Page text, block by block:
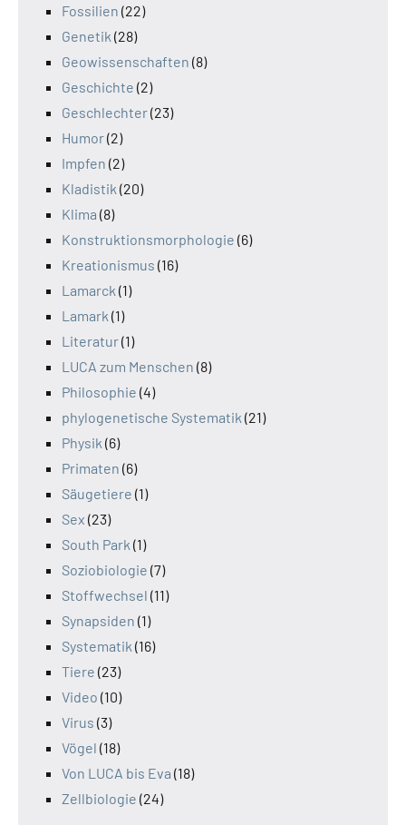
Fossilien (22)
Genetik (28)
Geowissenschaften (8)
Geschichte (2)
Geschlechter(23)
Humor(2)
Impfen (2)
Kladistik (20)
Klima (8)
Konstruktionsmorphologie (6)
Kreationismus (16)
Lamarck (1)
Lamark (1)
Literatur(1)
LUCA zum Menschen (8)
Philosophie (4)
phylogenetische Systematik (21)
Physik (6)
Primaten (6)
Säugetiere (1)
Sex (23)
South Park (1)
Soziobiologie (7)
Stoffwechsel (11)
Synapsiden (1)
Systematik (16)
Tiere (23)
Video (10)
Virus (3)
Vögel (18)
Von LUCA bis Eva (18)
Zellbiologie (24)